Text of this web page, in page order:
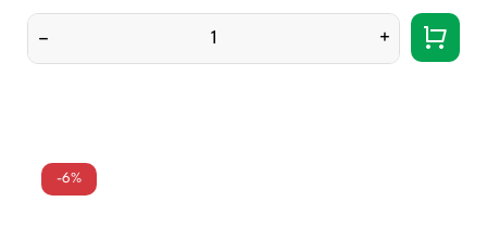
cena
– +
-6%